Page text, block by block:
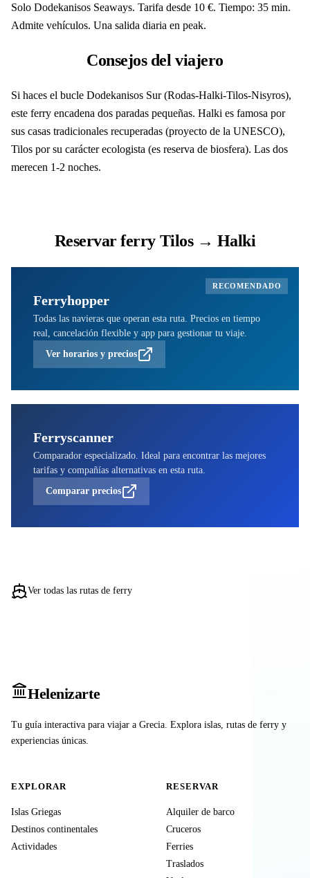
Solo Dodekanisos Seaways. Tarifa desde 10 €. Tiempo: 35 min.
Admite vehículos. Una salida diaria en peak.
Consejos del viajero
Si haces el bucle Dodekanisos Sur (Rodas-Halki-Tilos-Nisyros),
este ferry encadena dos paradas pequeñas. Halki es famosa por
sus casas tradicionales recuperadas (proyecto de la UNESCO),
Tilos por su carácter ecologista (es reserva de biosfera). Las dos
merecen 1-2 noches.
Reservar ferry Tilos → Halki
RECOMENDADO
Ferryhopper
Todas las navieras que operan esta ruta. Precios en tiempo
real, cancelación flexible y app para gestionar tu viaje.
Ver horarios y precios
Ferryscanner
Comparador especializado. Ideal para encontrar las mejores
tarifas y compañías alternativas en esta ruta.
Comparar precios
Ver todas las rutas de ferry
Helenizarte
Tu guía interactiva para viajar a Grecia. Explora islas, rutas de ferry y
experiencias únicas.
EXPLORAR
Islas Griegas
Destinos continentales
Actividades
RESERVAR
Alquiler de barco
Cruceros
Ferries
Traslados